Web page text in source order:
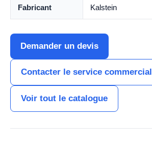
Fabricant Kalstein
Demander un devis
Contacter le service commercial
Voir tout le catalogue